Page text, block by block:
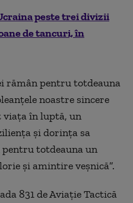
peste trei divizii
de tancuri, în
rămân pentru totdeauna
noastre sincere
viața în luptă, un
și dorința sa
totdeauna un
și amintire veșnică”.
831 de Aviație Tactică